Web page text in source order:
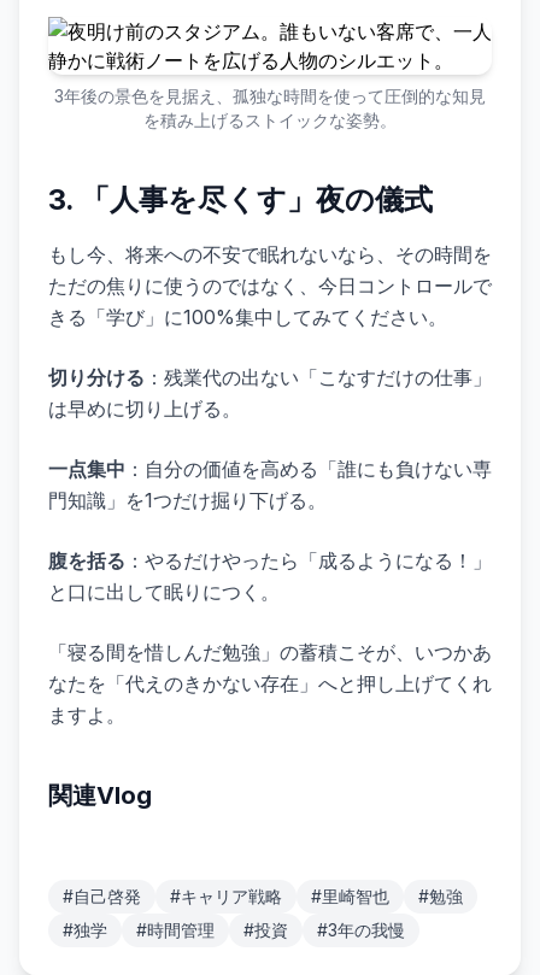
3年後の景色を見据え、孤独な時間を使って圧倒的な知見
を積み上げるストイックな姿勢。
3. 「人事を尽くす」夜の儀式
もし今、将来への不安で眠れないなら、その時間を
ただの焦りに使うのではなく、今日コントロールで
きる「学び」に100%集中してみてください。
切り分ける ：残業代の出ない「こなすだけの仕事」
は早めに切り上げる。
一点集中 ：自分の価値を高める「誰にも負けない専
門知識」を1つだけ掘り下げる。
腹を括る ：やるだけやったら「成るようになる！」
と口に出して眠りにつく。
「寝る間を惜しんだ勉強」の蓄積こそが、いつかあ
なたを「代えのきかない存在」へと押し上げてくれ
ますよ。
関連Vlog
#自己啓発 #キャリア戦略 #里崎智也 #勉強
#独学 #時間管理 #投資 #3年の我慢